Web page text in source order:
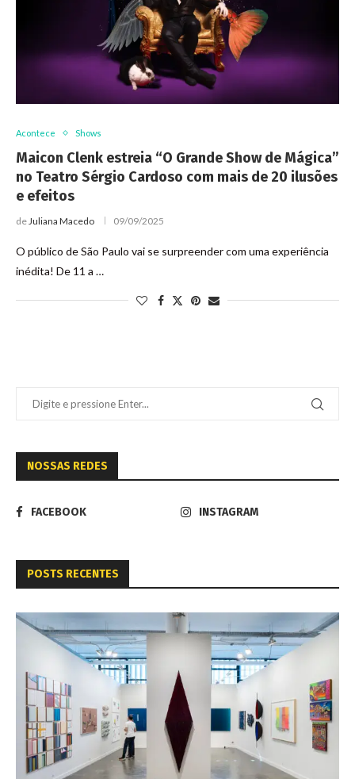
Acontece Shows
Maicon Clenk estreia “O Grande Show de Mágica”
no Teatro Sérgio Cardoso com mais de 20 ilusões
e efeitos
deJuliana Macedo 09/09/2025
O público de São Paulo vai se surpreender com uma experiência
inédita! De 11 a …
NOSSAS REDES
FACEBOOK INSTAGRAM
POSTS RECENTES